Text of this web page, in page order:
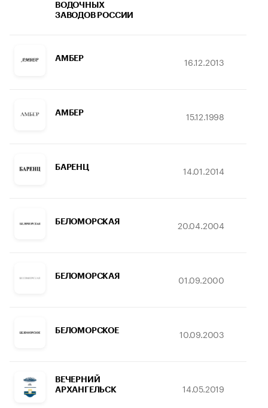
ВОДОЧНЫХ
ЗАВОДОВ РОССИИ
АМБЕР 16.12.2013
АМБЕР 15.12.1998
БАРЕНЦ 14.01.2014
БЕЛОМОРСКАЯ 20.04.2004
БЕЛОМОРСКАЯ 01.09.2000
БЕЛОМОРСКОЕ 10.09.2003
ВЕЧЕРНИЙ
АРХАНГЕЛЬСК
14.05.2019